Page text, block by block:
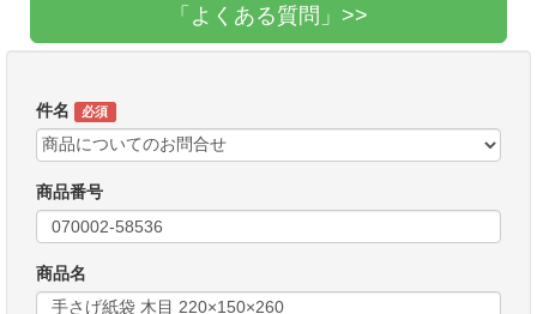
「よくある質問」>>
件名 必須
商品番号
商品名